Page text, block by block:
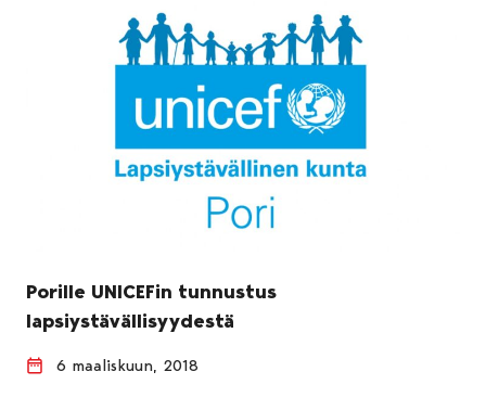
Porille UNICEFin tunnustus
lapsiystävällisyydestä
6 maaliskuun, 2018